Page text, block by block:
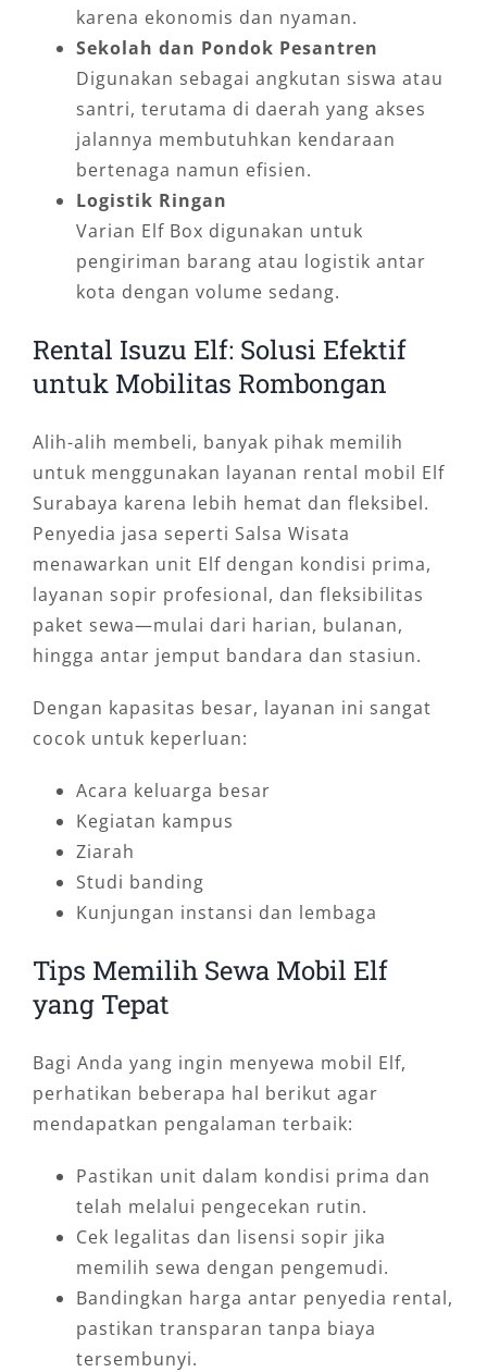
karena ekonomis dan nyaman.
Sekolah dan Pondok Pesantren
Digunakan sebagai angkutan siswa atau
santri, terutama di daerah yang akses
jalannya membutuhkan kendaraan
bertenaga namun efisien.
Logistik Ringan
Varian Elf Box digunakan untuk
pengiriman barang atau logistik antar
kota dengan volume sedang.
Rental Isuzu Elf: Solusi Efektif
untuk Mobilitas Rombongan
Alih-alih membeli, banyak pihak memilih
untuk menggunakan layanan rental mobil Elf
Surabaya karena lebih hemat dan fleksibel.
Penyedia jasa seperti Salsa Wisata
menawarkan unit Elf dengan kondisi prima,
layanan sopir profesional, dan fleksibilitas
paket sewa—mulai dari harian, bulanan,
hingga antar jemput bandara dan stasiun.
Dengan kapasitas besar, layanan ini sangat
cocok untuk keperluan:
Acara keluarga besar
Kegiatan kampus
Ziarah
Studi banding
Kunjungan instansi dan lembaga
Tips Memilih Sewa Mobil Elf
yang Tepat
Bagi Anda yang ingin menyewa mobil Elf,
perhatikan beberapa hal berikut agar
mendapatkan pengalaman terbaik:
Pastikan unit dalam kondisi prima dan
telah melalui pengecekan rutin.
Cek legalitas dan lisensi sopir jika
memilih sewa dengan pengemudi.
Bandingkan harga antar penyedia rental,
pastikan transparan tanpa biaya
tersembunyi.